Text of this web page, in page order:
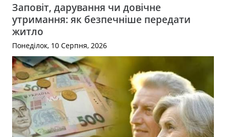
Заповіт, дарування чи довічне
утримання: як безпечніше передати
житло
Понеділок, 10 Серпня, 2026